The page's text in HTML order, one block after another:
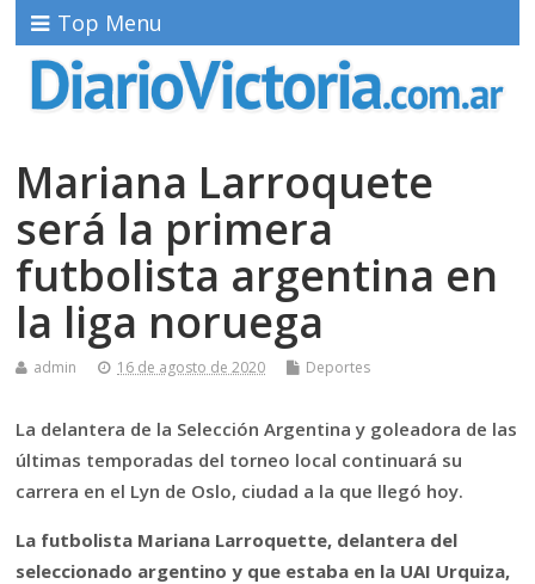
Top Menu
Mariana Larroquete
será la primera
futbolista argentina en
la liga noruega
admin 16 de agosto de 2020 Deportes
La delantera de la Selección Argentina y goleadora de las
últimas temporadas del torneo local continuará su
carrera en el Lyn de Oslo, ciudad a la que llegó hoy.
La futbolista Mariana Larroquette, delantera del
seleccionado argentino y que estaba en la UAI Urquiza,